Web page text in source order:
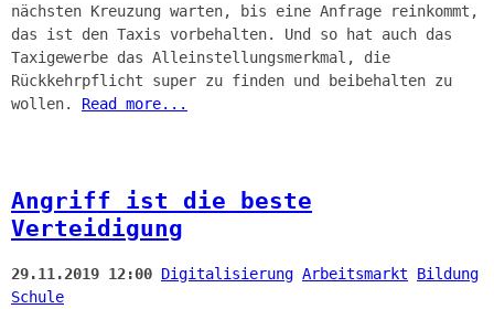
nächsten Kreuzung warten, bis eine Anfrage reinkommt,
das ist den Taxis vorbehalten. Und so hat auch das
Taxigewerbe das Alleinstellungsmerkmal, die
Rückkehrpflicht super zu finden und beibehalten zu
wollen. Read more...
Angriff ist die beste
Verteidigung
29.11.2019 12:00 Digitalisierung Arbeitsmarkt
Bildung
Schule